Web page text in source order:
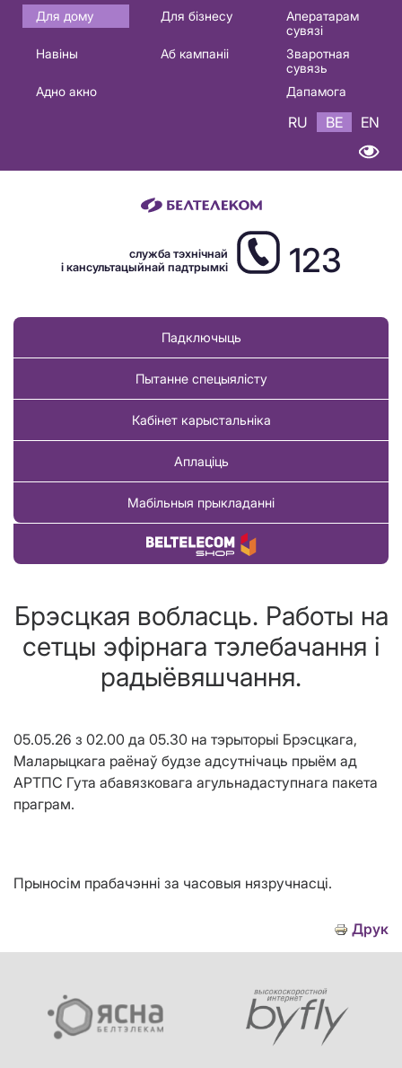
Основная
навигация
Для дому Для бізнесу
Аператарам
сувязі
Навіны
Аб кампаніі
Зваротная
сувязь
Адно акно
Дапамога
RU BE EN
служба тэхнічнай
і кансультацыйнай падтрымкі
123
Падключыць
Пытанне спецыялісту
Кабінет карыстальніка
Аплаціць
Мабільныя прыкладанні
Купіць тавар
Брэсцкая вобласць. Работы на
сетцы эфірнага тэлебачання і
радыёвяшчання.
05.05.26 з 02.00 да 05.30 на тэрыторыі Брэсцкага,
Маларыцкага раёнаў будзе адсутнічаць прыём ад
АРТПС Гута абавязковага агульнадаступнага пакета
праграм.
Прыносім прабачэнні за часовыя нязручнасці.
Друк